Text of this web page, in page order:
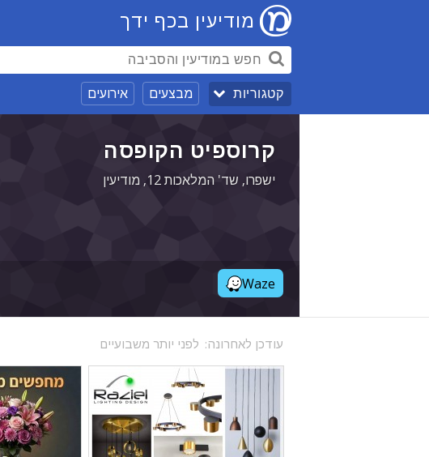
מודיעין בכף ידך
קטגוריות מבצעים אירועים
קרוספיט הקופסה
ישפרו, שד' המלאכות 12, מודיעין
Waze
עודכן לאחרונה: לפני יותר משבועיים